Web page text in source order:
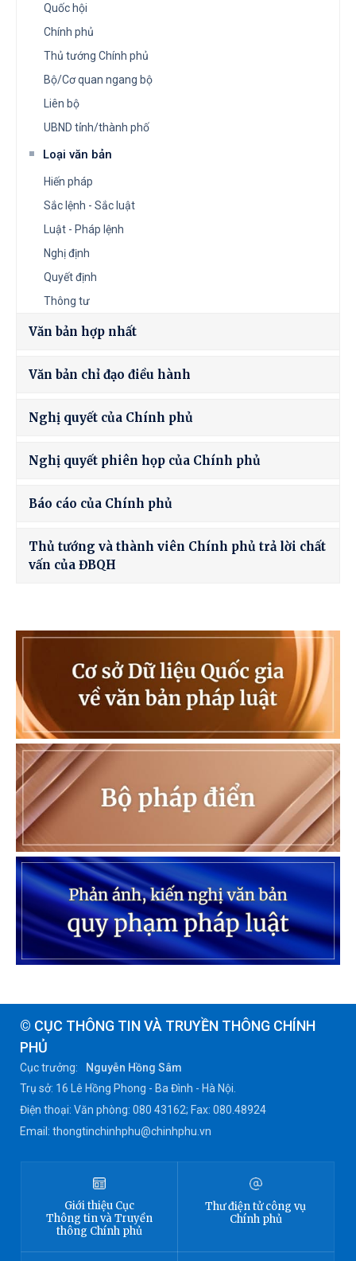
Quốc hội
Chính phủ
Thủ tướng Chính phủ
Bộ/Cơ quan ngang bộ
Liên bộ
UBND tỉnh/thành phố
Loại văn bản
Hiến pháp
Sắc lệnh - Sắc luật
Luật - Pháp lệnh
Nghị định
Quyết định
Thông tư
Văn bản hợp nhất
Văn bản chỉ đạo điều hành
Nghị quyết của Chính phủ
Nghị quyết phiên họp của Chính phủ
Báo cáo của Chính phủ
Thủ tướng và thành viên Chính phủ trả lời chất
vấn của ĐBQH
© CỤC THÔNG TIN VÀ TRUYỀN THÔNG CHÍNH
PHỦ
Cục trưởng:
Nguyễn Hồng Sâm
Trụ sở: 16 Lê Hồng Phong - Ba Đình - Hà Nội.
Điện thoại: Văn phòng: 080 43162; Fax: 080.48924
Email: thongtinchinhphu@chinhphu.vn
Giới thiệu Cục
Thông tinvà Truyền
thông Chính phủ
Thư điện tử công vụ
Chính phủ